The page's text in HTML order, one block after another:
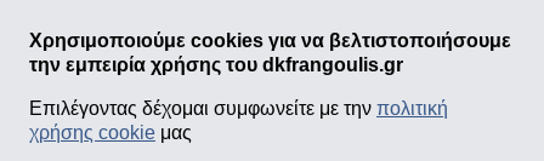
Χρησιμοποιούμε cookies για να βελτιστοποιήσουμε
την εμπειρία χρήσης του dkfrangoulis.gr
Επιλέγοντας δέχομαι συμφωνείτε με την πολιτική
χρήσης cookie μας